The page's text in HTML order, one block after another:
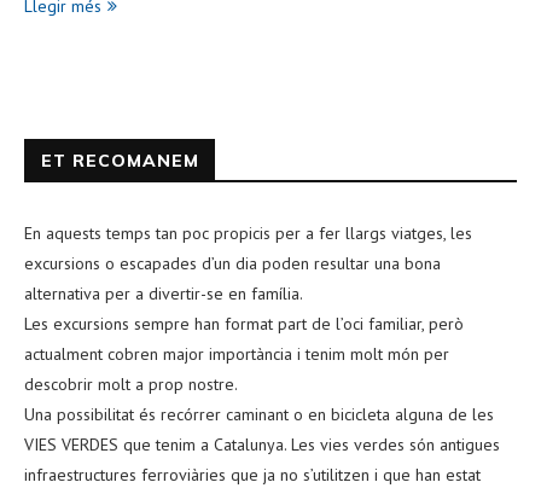
Llegir més
ET RECOMANEM
En aquests temps tan poc propicis per a fer llargs viatges, les
excursions o escapades d’un dia poden resultar una bona
alternativa per a divertir-se en família.
Les excursions sempre han format part de l’oci familiar, però
actualment cobren major importància i tenim molt món per
descobrir molt a prop nostre.
Una possibilitat és recórrer caminant o en bicicleta alguna de les
VIES VERDES que tenim a Catalunya. Les vies verdes són antigues
infraestructures ferroviàries que ja no s’utilitzen i que han estat